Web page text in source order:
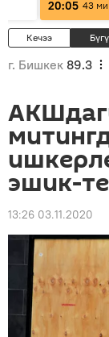
России и
20:05 43
Кечээ
г. Бишкек 89.3
эшик-
13:26 03.11.2020